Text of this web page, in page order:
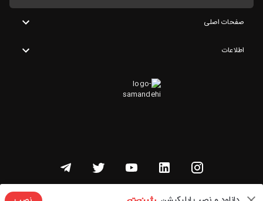
صفحات اصلی
اطلاعات
تمامی حقوق این وبسایت متعلق به شنوتو است